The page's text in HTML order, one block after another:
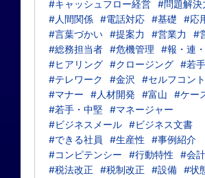
#キャッシュフロー経営 #問題解決
#人間関係 #電話対応 #基礎
#応
#言葉づかい #提案力 #営業力
#
#総務担当者 #危機管理
#報・連
#ヒアリング #クロージング #若
#テレワーク
#金沢
#セルフコン
#マナー
#人材開発 #富山
#ケー
#若手・中堅 #マネージャー
#ビジネスメール #ビジネス文書
#できる社員
#生産性
#事例紹介
#コンピテンシー
#行動特性
#会計
#税法改正
#税制改正 #設備 #状